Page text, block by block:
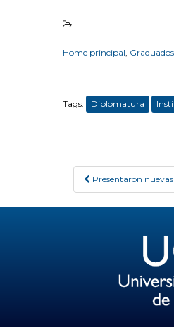
Home principal, Graduados
Tags: Diplomatura
Post
Presentaron